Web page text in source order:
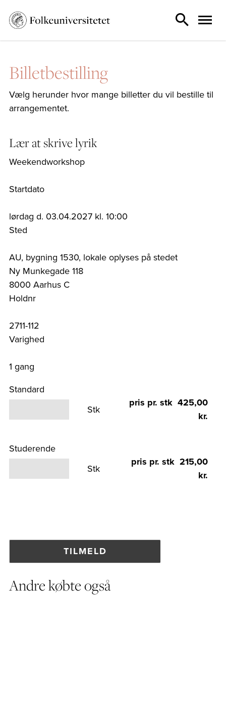
Billetbestilling
Vælg herunder hvor mange billetter du vil bestille til
arrangementet.
Lær at skrive lyrik
Weekendworkshop
Startdato
lørdag d. 03.04.2027 kl. 10:00
Sted
AU, bygning 1530, lokale oplyses på stedet
Ny Munkegade 118
8000 Aarhus C
Holdnr
2711-112
Varighed
1 gang
Standard
Stk
pris pr. stk 425,00
kr.
Studerende
Stk
pris pr. stk 215,00
kr.
Andre købte også